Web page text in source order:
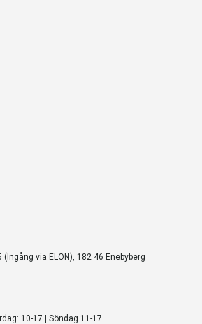
via ELON), 182 46 Enebyberg
10-17 | Söndag 11-17